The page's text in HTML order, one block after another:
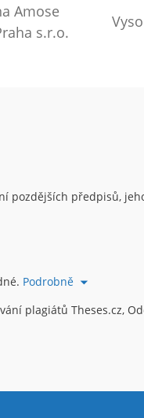
Amose
s.r.o.
pozdějších předpisů,
Podrobně
plagiátů Theses.cz,